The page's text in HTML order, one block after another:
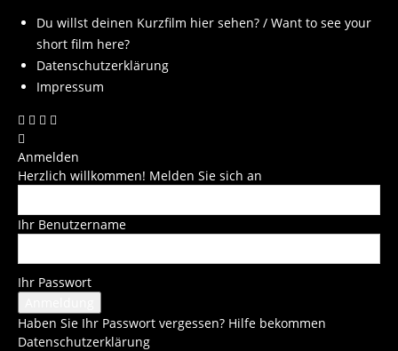
Du willst deinen Kurzfilm hier sehen? / Want to see your
short film here?
Datenschutzerklärung
Impressum
Anmelden
Herzlich willkommen! Melden Sie sich an
Ihr Benutzername
Ihr Passwort
Haben Sie Ihr Passwort vergessen? Hilfe bekommen
Datenschutzerklärung